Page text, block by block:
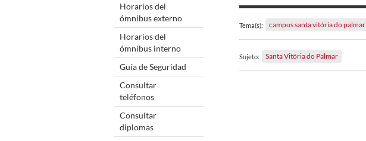
Horarios del
ómnibus externo
Horarios del
ómnibus interno
Guía de Seguridad
Consultar
teléfonos
Consultar
diplomas
Tema(s): campus santa vitória do palmar
Sujeto: Santa Vitória do Palmar